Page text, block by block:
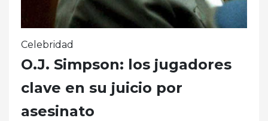
Celebridad
O.J. Simpson: los jugadores
clave en su juicio por
asesinato